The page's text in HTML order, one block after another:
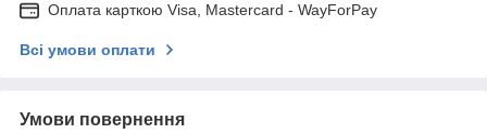
Оплата карткою Visa, Mastercard - WayForPay
Всі умови оплати
Умови повернення